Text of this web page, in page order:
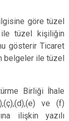
göre tüzel
ile tüzel kişiliğin
gösterir Ticaret
belgeler ile tüzel
Birliği İhale
ve (f)
ilişkin yazılı